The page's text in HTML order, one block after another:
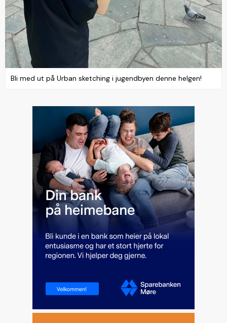
Bli med ut på Urban sketching i jugendbyen denne helgen!